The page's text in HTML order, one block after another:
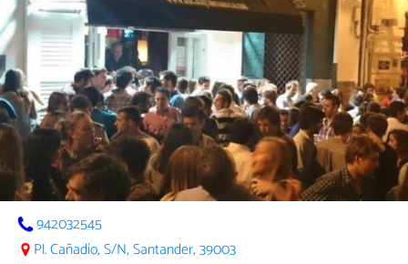
942032545
Pl. Cañadío, S/N, Santander, 39003